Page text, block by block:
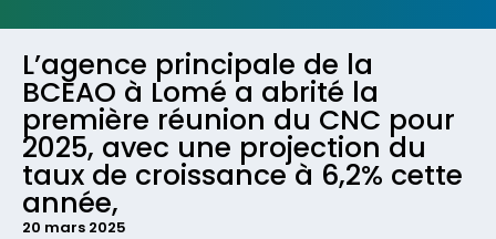
L’agence principale de la
BCEAO à Lomé a abrité la
première réunion du CNC pour
2025, avec une projection du
taux de croissance à 6,2% cette
année,
20 mars 2025